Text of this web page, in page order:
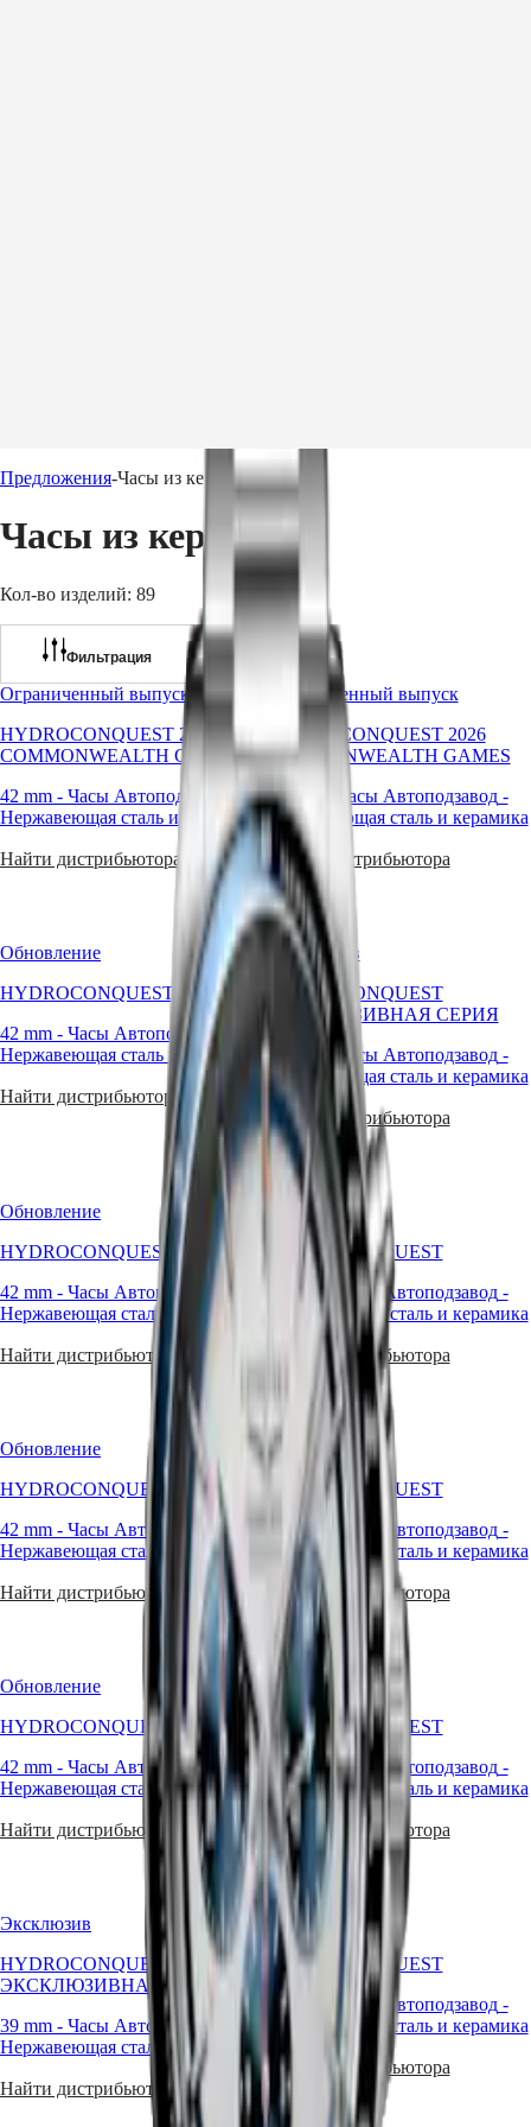
Master
COLLECTION
MASTER
COLLECTION
CHRONOGRAPH
MASTER
COLLECTION
MOONPHASE
Conquest
CONQUEST
CONQUEST
CLASSIC
CONQUEST
CHRONOGRAPH
HYDROCONQUEST
HYDROCONQUEST
GMT
Spirit
LONGINES
SPIRIT
LONGINES
SPIRIT
LONGINES
FLYBACK
LONGINES
SPIRIT
CHRONOGRAPH
LONGINES
SPIRIT
LONGINES
FLYBACK
Elegance
MINI
DOLCEVITA
LONGINES
DOLCEVITA
LONGINES
PRIMALUNA
RECORD
ELEGANT
COLLECTION
LA
GRANDE
CLASSIQUE
Heritage
LEGEND
DIVER
ULTRA-
CHRON
LONGINES
MAJETEK
CONQUEST
HERITAGE
FLAGSHIP
HERITAGE
South
Страны
американского
континента
Canada
(En)
Canada
(Fr)
México
United
States
Азиатско-
Тихоокеанский
中
대
한
민
Hong
港
特
别
行
政
(Zh)
澳
門
别
行
區
湾
地
ไทย
Европа
België
Denmark
Finland
Deutschland
Greece
Ελλάδα
Предложения-Часы из керамики
Часы из керамики
Кол-во изделий: 89
Фильтрация
Oграниченный выпуск
HYDROCONQUEST 2026
COMMONWEALTH GAMES
42 mm - Часы Автоподзавод
Нержавеющая сталь и керамика
Найти дистрибьютора
Oграниченный выпуск
HYDROCONQUEST 2026
COMMONWEALTH GAMES
39 mm
Часы Автоподзавод-
Нержавеющая сталь и керамика
Найти дистрибьютора
Обновление
HYDROCONQUEST
42 mm - Часы Автоподзавод
Нержавеющая сталь и керамика
Найти дистрибьютора
Эксклюзив
HYDROCONQUEST
ЭКСКЛЮЗИВНАЯ СЕРИЯ
42 mm
-Часы Автоподзавод-
Нержавеющая сталь и керамика
Найти дистрибьютора
Обновление
HYDROCONQUEST
42 mm - Часы Автоподзавод-
Нержавеющая сталь и керамика
Найти дистрибьютора
Обновление
HYDROCONQUEST
42 mm- Часы Автоподзавод-
Нержавеющая сталь и керамика
Найти дистрибьютора
Обновление
HYDROCONQUEST
42 mm - Часы Автоподзавод-
Нержавеющая сталь и керамика
Найти дистрибьютора
Обновление
HYDROCONQUEST
42 mm
Часы Автоподзавод-
Нержавеющая сталь и керамика
Найти дистрибьютора
Обновление
HYDROCONQUEST
42 mm - Часы Автоподзавод
Нержавеющая сталь и керамика
Найти дистрибьютора
Обновление
HYDROCONQUEST
39 mm
- Часы Автоподзавод-
Нержавеющая сталь и керамика
Найти дистрибьютора
Эксклюзив
HYDROCONQUEST
ЭКСКЛЮЗИВНАЯ СЕРИЯ
39 mm - Часы Автоподзавод
Нержавеющая сталь и керамика
Найти дистрибьютора
Обновление
HYDROCONQUEST
39 mm
Часы Автоподзавод-
Нержавеющая сталь и керамика
Найти дистрибьютора